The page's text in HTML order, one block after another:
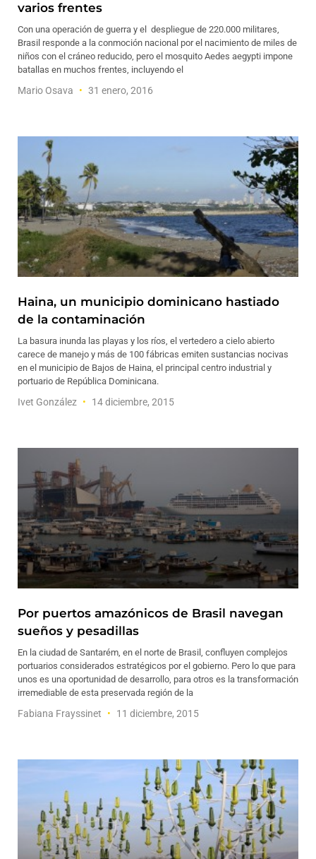
varios frentes
Con una operación de guerra y el despliegue de 220.000 militares,
Brasil responde a la conmoción nacional por el nacimiento de miles de
niños con el cráneo reducido, pero el mosquito Aedes aegypti impone
batallas en muchos frentes, incluyendo el
Mario Osava 31 enero, 2016
Haina, un municipio dominicano hastiado
de la contaminación
La basura inunda las playas y los ríos, el vertedero a cielo abierto
carece de manejo y más de 100 fábricas emiten sustancias nocivas
en el municipio de Bajos de Haina, el principal centro industrial y
portuario de República Dominicana.
Ivet González 14 diciembre, 2015
Por puertos amazónicos de Brasil navegan
sueños y pesadillas
En la ciudad de Santarém, en el norte de Brasil, confluyen complejos
portuarios considerados estratégicos por el gobierno. Pero lo que para
unos es una oportunidad de desarrollo, para otros es la transformación
irremediable de esta preservada región de la
Fabiana Frayssinet 11 diciembre, 2015